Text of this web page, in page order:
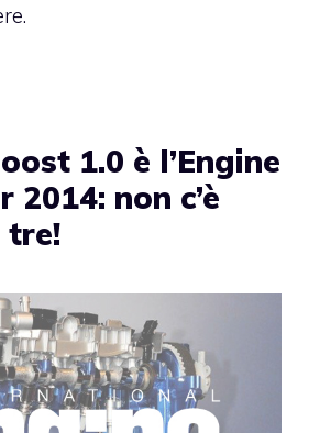
1.0 è l’Engine
2014: non c’è
tre!